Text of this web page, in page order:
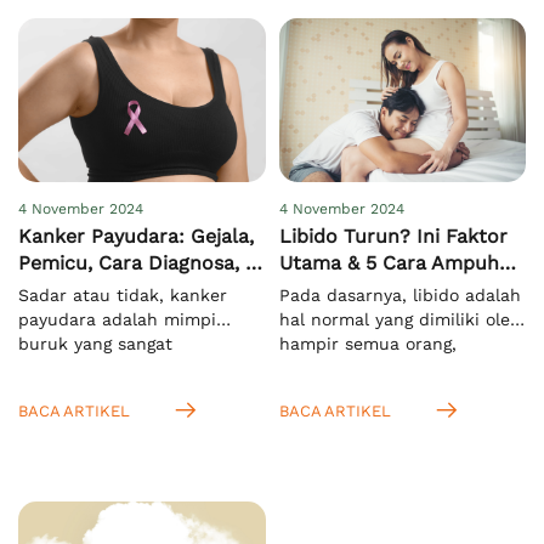
4 November 2024
Kanker Payudara: Gejala,
Pemicu, Cara Diagnosa, &
Pengobatan
Sadar atau tidak, kanker
payudara adalah mimpi
buruk yang sangat
pada wanita. Hal ini
tahun 2022 ada sekitar 2,3
juta kasus dan 670.000
BACA ARTIKEL
4 November 2024
Libido Turun? Ini Faktor
Utama & 5 Cara Ampuh
Meningkatkannya
Pada dasarnya, libido adalah
hal normal yang dimiliki oleh
hampir semua orang,
Menurut KBBI, istilah ini
BACA ARTIKEL